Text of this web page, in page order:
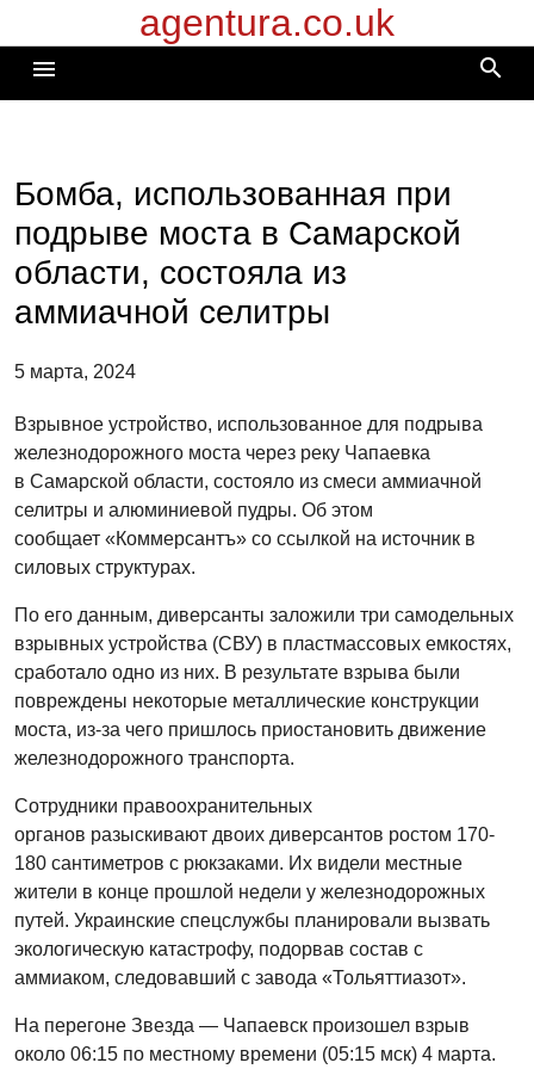
к
содержимому
agentura.co.uk
menu search
Бомба, использованная при
подрыве моста в Самарской
области, состояла из
аммиачной селитры
5 марта, 2024
Взрывное устройство, использованное для подрыва
железнодорожного моста через реку Чапаевка
в Самарской области, состояло из смеси аммиачной
селитры и алюминиевой пудры. Об этом
сообщает «Коммерсантъ» со ссылкой на источник в
силовых структурах.
По его данным, диверсанты заложили три самодельных
взрывных устройства (СВУ) в пластмассовых емкостях,
сработало одно из них. В результате взрыва были
повреждены некоторые металлические конструкции
моста, из-за чего пришлось приостановить движение
железнодорожного транспорта.
Сотрудники правоохранительных
органов разыскивают двоих диверсантов ростом 170-
180 сантиметров с рюкзаками. Их видели местные
жители в конце прошлой недели у железнодорожных
путей. Украинские спецслужбы планировали вызвать
экологическую катастрофу, подорвав состав с
аммиаком, следовавший с завода «Тольяттиазот».
На перегоне Звезда — Чапаевск произошел взрыв
около 06:15 по местному времени (05:15 мск) 4 марта.